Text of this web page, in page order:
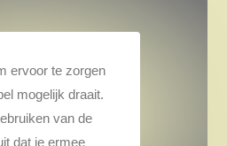
ervoor te zorgen
mogelijk draait.
van de
dat je ermee